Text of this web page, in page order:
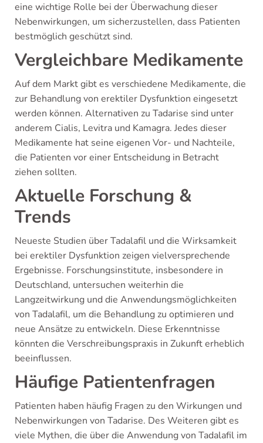
eine wichtige Rolle bei der Überwachung dieser
Nebenwirkungen, um sicherzustellen, dass Patienten
bestmöglich geschützt sind.
Vergleichbare Medikamente
Auf dem Markt gibt es verschiedene Medikamente, die
zur Behandlung von erektiler Dysfunktion eingesetzt
werden können. Alternativen zu Tadarise sind unter
anderem Cialis, Levitra und Kamagra. Jedes dieser
Medikamente hat seine eigenen Vor- und Nachteile,
die Patienten vor einer Entscheidung in Betracht
ziehen sollten.
Aktuelle Forschung &
Trends
Neueste Studien über Tadalafil und die Wirksamkeit
bei erektiler Dysfunktion zeigen vielversprechende
Ergebnisse. Forschungsinstitute, insbesondere in
Deutschland, untersuchen weiterhin die
Langzeitwirkung und die Anwendungsmöglichkeiten
von Tadalafil, um die Behandlung zu optimieren und
neue Ansätze zu entwickeln. Diese Erkenntnisse
könnten die Verschreibungspraxis in Zukunft erheblich
beeinflussen.
Häufige Patientenfragen
Patienten haben häufig Fragen zu den Wirkungen und
Nebenwirkungen von Tadarise. Des Weiteren gibt es
viele Mythen, die über die Anwendung von Tadalafil im